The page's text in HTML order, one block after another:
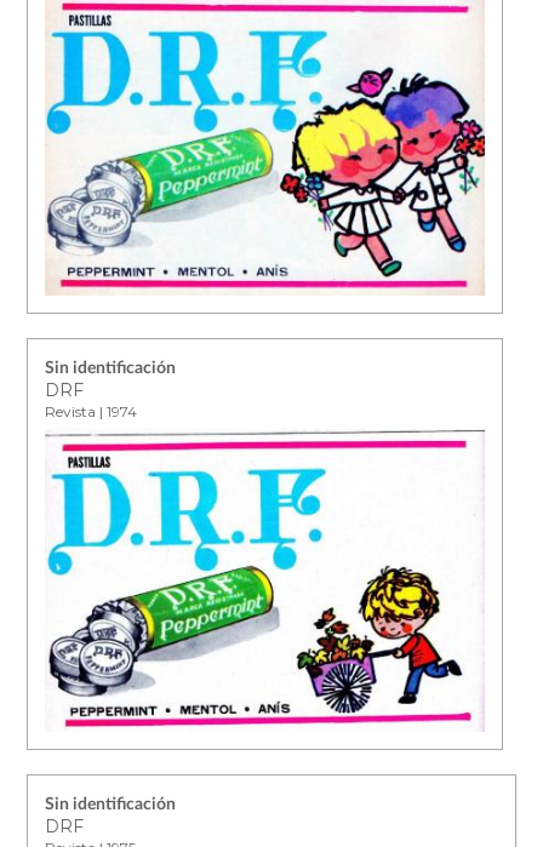
Sin identificación
DRF
Revista | 1974
Sin identificación
DRF